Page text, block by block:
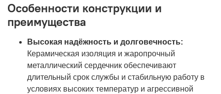
Особенности конструкции и
преимущества
Высокая надёжность и долговечность:
Керамическая изоляция и жаропрочный
металлический сердечник обеспечивают
длительный срок службы и стабильную работу в
условиях высоких температур и агрессивной